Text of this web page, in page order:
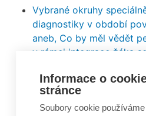
Vybrané okruhy
diagnostiky v období
aneb, Co by měl vědět
v rámci integrace žáka
diagnostiky a její využití
pedagogiky
Informace o
stránce
Soubory cookie